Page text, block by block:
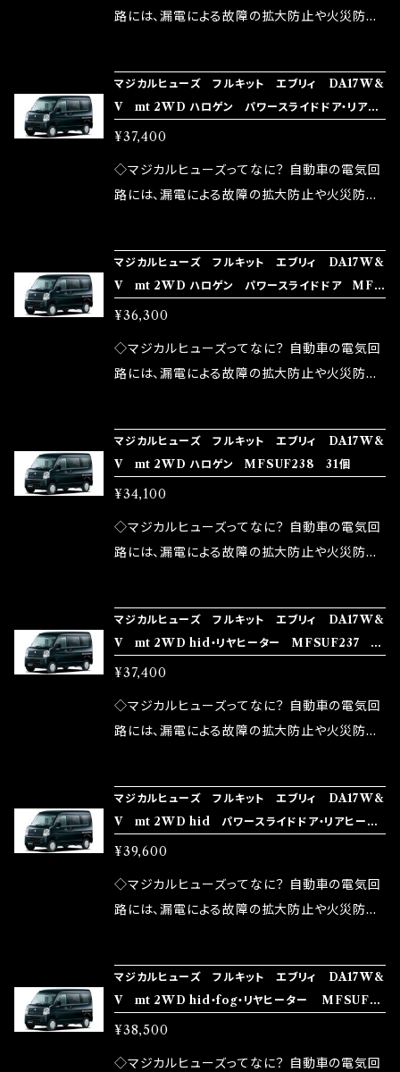
ドリング安定化（静粛性UP） ・ターボ車のターボ
など、これらの効果は、タウンユースだけでなく、
モータースポーツシーンでの実証実験の上、 製
品化を果たしております。
中に漏電してしまう。 3.金属プレートが接触する
ズが、マジカルヒューズになります。 ◇マジカル
ヒューズの効果 マジカルヒューズは放電防止効
果・接触抵抗低減効果により、このような効果を
発揮します。 ・アクセルレスポンスの向上 ・アイ
ドリング安定化（静粛性UP） ・ターボ車のターボ
など、これらの効果は、タウンユースだけでなく、
モータースポーツシーンでの実証実験の上、 製
品化を果たしております。
路には、漏電による故障の拡大防止や火災防止
路として、各回路への電力供給を行っています。
しかし、ヒューズには拭い去れない欠点があり
ます。 1.溶接回路であるため、配線と比較し抵抗
が大きい。 2.金属部分が露出している為、空気
中に漏電してしまう。 3.金属プレートが接触する
ズが、マジカルヒューズになります。 ◇マジカル
ヒューズの効果 マジカルヒューズは放電防止効
果・接触抵抗低減効果により、このような効果を
発揮します。 ・アクセルレスポンスの向上 ・アイ
ドリング安定化（静粛性UP） ・ターボ車のターボ
など、これらの効果は、タウンユースだけでなく、
モータースポーツシーンでの実証実験の上、 製
品化を果たしております。
マジカルヒューズ フルキット エブリィ DA17W&
V mt 2WD ハロゲン パワースライドドア・リアヒ
ーター MFSUF240 34個
¥37,400
◇マジカルヒューズってなに？ 自動車の電気回
路には、漏電による故障の拡大防止や火災防止
路として、各回路への電力供給を行っています。
しかし、ヒューズには拭い去れない欠点があり
ます。 1.溶接回路であるため、配線と比較し抵抗
が大きい。 2.金属部分が露出している為、空気
中に漏電してしまう。 3.金属プレートが接触する
ズが、マジカルヒューズになります。 ◇マジカル
ヒューズの効果 マジカルヒューズは放電防止効
果・接触抵抗低減効果により、このような効果を
発揮します。 ・アクセルレスポンスの向上 ・アイ
ドリング安定化（静粛性UP） ・ターボ車のターボ
など、これらの効果は、タウンユースだけでなく、
モータースポーツシーンでの実証実験の上、 製
品化を果たしております。
マジカルヒューズ フルキット エブリィ DA17W&
V mt 2WD ハロゲン パワースライドドア MFS
UF239 33個
¥36,300
◇マジカルヒューズってなに？ 自動車の電気回
路には、漏電による故障の拡大防止や火災防止
路として、各回路への電力供給を行っています。
しかし、ヒューズには拭い去れない欠点があり
ます。 1.溶接回路であるため、配線と比較し抵抗
が大きい。 2.金属部分が露出している為、空気
中に漏電してしまう。 3.金属プレートが接触する
ズが、マジカルヒューズになります。 ◇マジカル
ヒューズの効果 マジカルヒューズは放電防止効
果・接触抵抗低減効果により、このような効果を
発揮します。 ・アクセルレスポンスの向上 ・アイ
ドリング安定化（静粛性UP） ・ターボ車のターボ
など、これらの効果は、タウンユースだけでなく、
モータースポーツシーンでの実証実験の上、 製
品化を果たしております。
マジカルヒューズ フルキット エブリィ DA17W&
V mt 2WD ハロゲン MFSUF238 31個
¥34,100
◇マジカルヒューズってなに？ 自動車の電気回
路には、漏電による故障の拡大防止や火災防止
路として、各回路への電力供給を行っています。
しかし、ヒューズには拭い去れない欠点があり
ます。 1.溶接回路であるため、配線と比較し抵抗
が大きい。 2.金属部分が露出している為、空気
中に漏電してしまう。 3.金属プレートが接触する
ズが、マジカルヒューズになります。 ◇マジカル
ヒューズの効果 マジカルヒューズは放電防止効
果・接触抵抗低減効果により、このような効果を
発揮します。 ・アクセルレスポンスの向上 ・アイ
ドリング安定化（静粛性UP） ・ターボ車のターボ
など、これらの効果は、タウンユースだけでなく、
モータースポーツシーンでの実証実験の上、 製
品化を果たしております。
マジカルヒューズ フルキット エブリィ DA17W&
V mt 2WD hid・リヤヒーター MFSUF237 34
個
¥37,400
◇マジカルヒューズってなに？ 自動車の電気回
路には、漏電による故障の拡大防止や火災防止
路として、各回路への電力供給を行っています。
しかし、ヒューズには拭い去れない欠点があり
ます。 1.溶接回路であるため、配線と比較し抵抗
が大きい。 2.金属部分が露出している為、空気
中に漏電してしまう。 3.金属プレートが接触する
ズが、マジカルヒューズになります。 ◇マジカル
ヒューズの効果 マジカルヒューズは放電防止効
果・接触抵抗低減効果により、このような効果を
発揮します。 ・アクセルレスポンスの向上 ・アイ
マジカルヒューズ フルキット エブリィ DA17W&
V mt 2WD hid パワースライドドア・リアヒータ
ー MFSUF236 36個
¥39,600
◇マジカルヒューズってなに？ 自動車の電気回
路には、漏電による故障の拡大防止や火災防止
路として、各回路への電力供給を行っています。
しかし、ヒューズには拭い去れない欠点があり
ます。 1.溶接回路であるため、配線と比較し抵抗
が大きい。 2.金属部分が露出している為、空気
マジカルヒューズ フルキット エブリィ DA17W&
V mt 2WD hid・fog・リヤヒーター MFSUF23
5 35個
¥38,500
◇マジカルヒューズってなに？ 自動車の電気回